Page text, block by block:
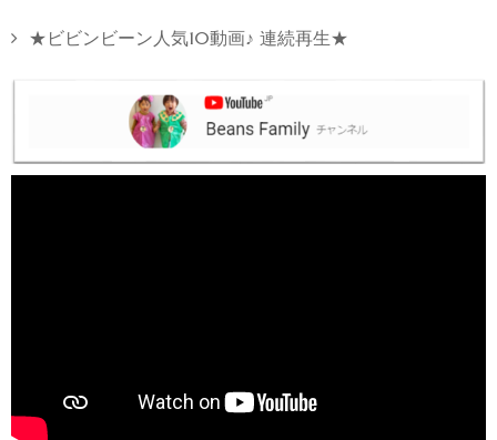
★ビビンビーン人気10動画♪ 連続再生★